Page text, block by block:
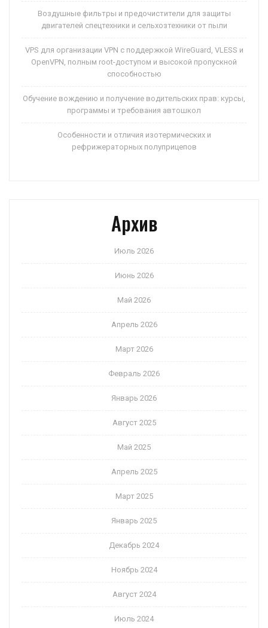
Воздушные фильтры и предочистители для защиты
двигателей спецтехники и сельхозтехники от пыли
VPS для организации VPN с поддержкой WireGuard, VLESS и
OpenVPN, полным root-доступом и высокой пропускной
способностью
Обучение вождению и получение водительских прав: курсы,
программы и требования автошкол
Особенности и отличия изотермических и
рефрижераторных полуприцепов
Архив
Июль 2026
Июнь 2026
Май 2026
Апрель 2026
Март 2026
Февраль 2026
Январь 2026
Август 2025
Май 2025
Апрель 2025
Март 2025
Январь 2025
Декабрь 2024
Ноябрь 2024
Август 2024
Июль 2024